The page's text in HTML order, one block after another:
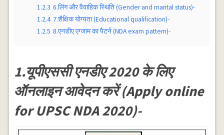
1.2.3 6.लिंग और वैवाहिक स्थिति (Gender and marital status)-
1.2.4 7.शैक्षिक योग्यता (Educational qualification)-
1.2.5 8.एनडीए एग्जाम का पैटर्न (NDA exam pattern)-
1.यूपीएससी एनडीए 2020 के लिए
ऑनलाइन आवेदन करें (Apply online
for UPSC NDA 2020)-